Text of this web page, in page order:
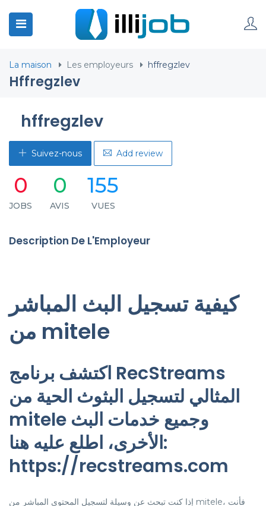
La maison Les employeurs hffregzlev
Hffregzlev
hffregzlev
Suivez-nous Add review
0
JOBS
0
AVIS
155
VUES
Description De L'Employeur
كيفية تسجيل البث المباشر
من mitele
اكتشف برنامج RecStreams
المثالي لتسجيل البثوث الحية من
mitele وجميع خدمات البث
الأخرى، اطلع عليه هنا:
https://recstreams.com
إذا كنت تبحث عن وسيلة لتسجيل المحتوى المباشر من mitele، فأنت